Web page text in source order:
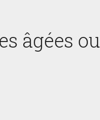
âgées ou